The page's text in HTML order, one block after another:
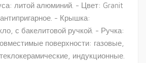
литой алюминий. - Цвет: Granit
- Крышка:
с бакелитовой ручкой. - Ручка:
поверхности: газовые,
индукционные.